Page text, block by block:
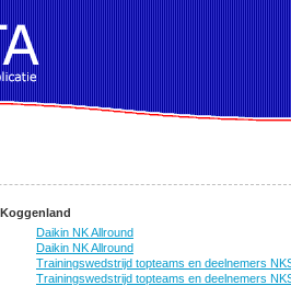
Daikin NK Allround
Daikin NK Allround
Trainingswedstrijd topteams en deelnemers
Trainingswedstrijd topteams en deelnemers